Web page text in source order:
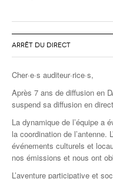
ARRÊT DU DIRECT
Cher·e·s auditeur·rice·s,
Après 7 ans de diffusion en
suspend sa diffusion en
La dynamique de l’équipe a
la coordination de l’antenne.
événements culturels et
nos émissions et nous ont
L’aventure participative et